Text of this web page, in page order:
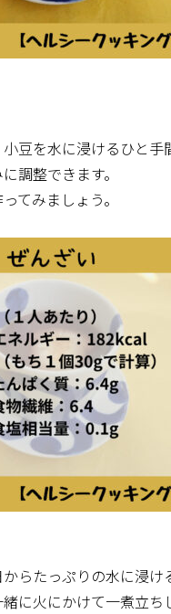
豆を水に浸けるひと
調整できます。
てみましょう。
らたっぷりの水に浸け
に火にかけて一煮立ち